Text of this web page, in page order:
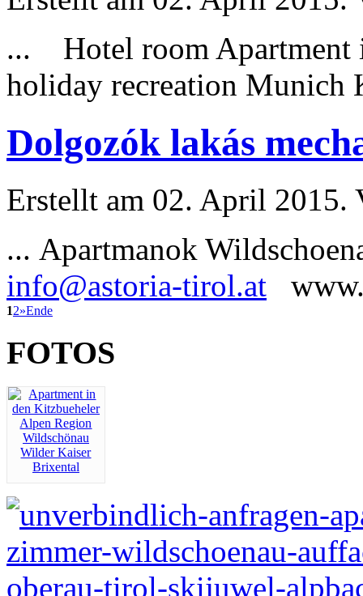
... Hotel room Apartment
holiday recreation Munich
Dolgozók lakás
Erstellt am 02. April 2015.
... Apartmanok
info@astoria-tirol.at
12»Ende
FOTOS